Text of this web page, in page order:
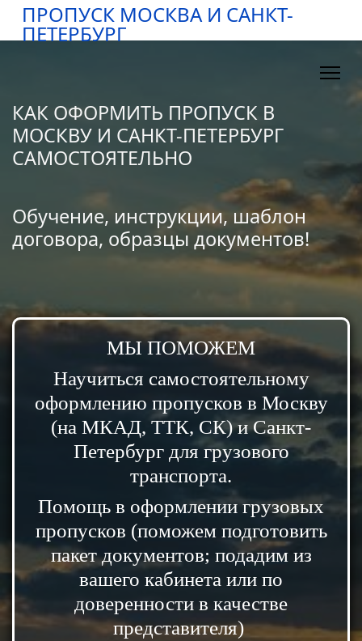
ПРОПУСК МОСКВА И САНКТ-
ПЕТЕРБУРГ
КАК ОФОРМИТЬ ПРОПУСК В
МОСКВУ И САНКТ-ПЕТЕРБУРГ
САМОСТОЯТЕЛЬНО
Обучение, инструкции, шаблон
договора, образцы документов!
МЫ ПОМОЖЕМ
Научиться самостоятельному
оформлению пропусков в Москву
(на МКАД, ТТК, СК) и Санкт-
Петербург для грузового
транспорта.
Помощь в оформлении грузовых
пропусков (поможем подготовить
пакет документов; подадим из
вашего кабинета или по
доверенности в качестве
представителя)